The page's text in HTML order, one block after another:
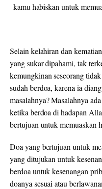
kamu habiskan untuk
Selain kelahiran dan
yang sukar dipahami, tak
kemungkinan seseorang
sudah berdoa, karena ia
masalahnya? Masalahnya
ketika berdoa di hadapan
bertujuan untuk memuaskan
Doa yang bertujuan untuk
yang ditujukan untuk
berdoa untuk kesenangan
doanya sesuai atau